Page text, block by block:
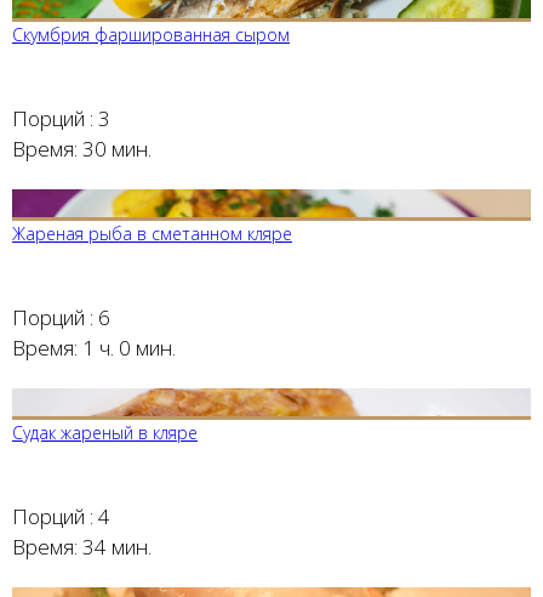
Скумбрия фаршированная сыром
Порций : 3
Время: 30 мин.
Жареная рыба в сметанном кляре
Порций : 6
Время: 1 ч. 0 мин.
Судак жареный в кляре
Порций : 4
Время: 34 мин.